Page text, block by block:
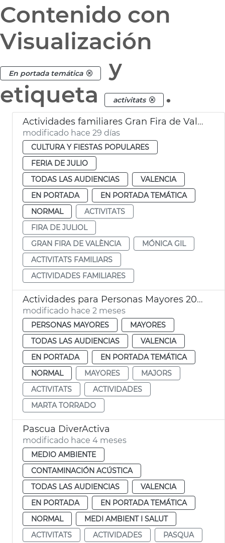
Contenido con
Visualización
En portada temática
y
etiqueta
activitats .
Actividades familiares Gran Fira de València
modificado hace 29 días
CULTURA Y FIESTAS POPULARES
FERIA DE JULIO
TODAS LAS AUDIENCIAS
VALENCIA
EN PORTADA
EN PORTADA TEMÁTICA
NORMAL
ACTIVITATS
FIRA DE JULIOL
GRAN FIRA DE VALÈNCIA
MÓNICA GIL
ACTIVITATS FAMILIARS
ACTIVIDADES FAMILIARES
Actividades para Personas Mayores 2026-2027
modificado hace 2 meses
PERSONAS MAYORES
MAYORES
TODAS LAS AUDIENCIAS
VALENCIA
EN PORTADA
EN PORTADA TEMÁTICA
NORMAL
MAYORES
MAJORS
ACTIVITATS
ACTIVIDADES
MARTA TORRADO
Pascua DiverActiva
modificado hace 4 meses
MEDIO AMBIENTE
CONTAMINACIÓN ACÚSTICA
TODAS LAS AUDIENCIAS
VALENCIA
EN PORTADA
EN PORTADA TEMÁTICA
NORMAL
MEDI AMBIENT I SALUT
ACTIVITATS
ACTIVIDADES PASQUA